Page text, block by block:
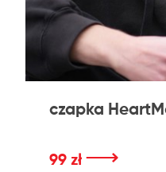
czapka
99 zł ⟶